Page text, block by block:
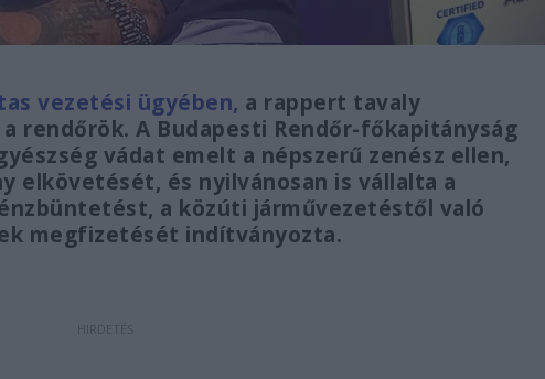
vezetési ügyében, a rappert tavaly
rendőrök. A Budapesti Rendőr-főkapitányság
vádat emelt a népszerű zenész ellen,
elkövetését, és nyilvánosan is vállalta a
a közúti járművezetéstől való
megfizetését indítványozta.